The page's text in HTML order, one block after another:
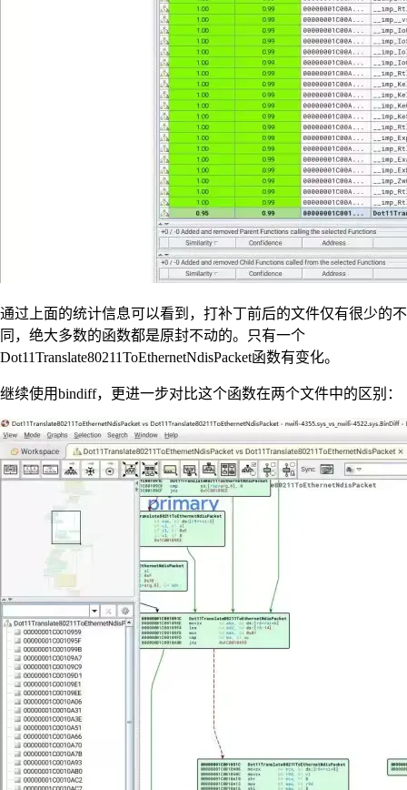
通过上面的统计信息可以看到，打补丁前后的文件仅有很少的不
同，绝大多数的函数都是原封不动的。只有一个
Dot11Translate80211ToEthernetNdisPacket函数有变化。
继续使用bindiff，更进一步对比这个函数在两个文件中的区别：